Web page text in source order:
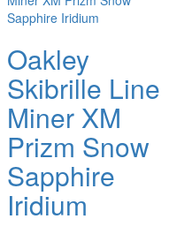
Oakley
Skibrille Line
Miner XM
Prizm Snow
Sapphire
Iridium